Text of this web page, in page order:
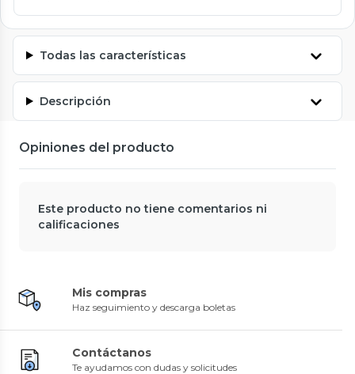
Todas las características
Descripción
Opiniones del producto
Este producto no tiene comentarios ni
calificaciones
Mis compras
Haz seguimiento y descarga boletas
Contáctanos
Te ayudamos con dudas y solicitudes